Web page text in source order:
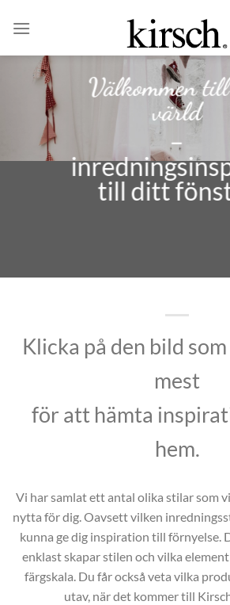
Välkommen
värld
–
till ditt
Klicka på den bild
mest
för att hämta
hem.
Vi har samlat ett antal olika stilar som
nytta för dig. Oavsett vilken
kunna ge dig inspiration till förnyelse.
enklast skapar stilen och vilka
färgskala. Du får också veta vilka
utav, när det kommer till